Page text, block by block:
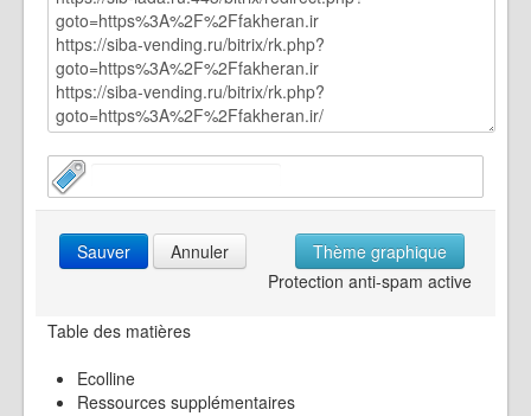
Sauver Annuler
Thème graphique
Protection anti-spam active
Table des matières
Ecolline
Ressources supplémentaires